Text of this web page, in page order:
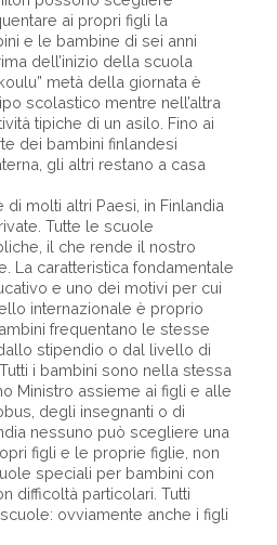
ai propri figli la
e le bambine di sei anni
dell’inizio della scuola
metà della giornata è
scolastico mentre nell’altra
tipiche di un asilo. Fino ai
dei bambini finlandesi
gli altri restano a casa
di molti altri Paesi, in Finlandia
Tutte le scuole
il che rende il nostro
La caratteristica fondamentale
e uno dei motivi per cui
internazionale è proprio
frequentano le stesse
stipendio o dal livello di
i bambini sono nella stessa
Ministro assieme ai figli e alle
degli insegnanti o di
nessuno può scegliere una
figli e le proprie figlie, non
speciali per bambini con
difficoltà particolari. Tutti
ovviamente anche i figli